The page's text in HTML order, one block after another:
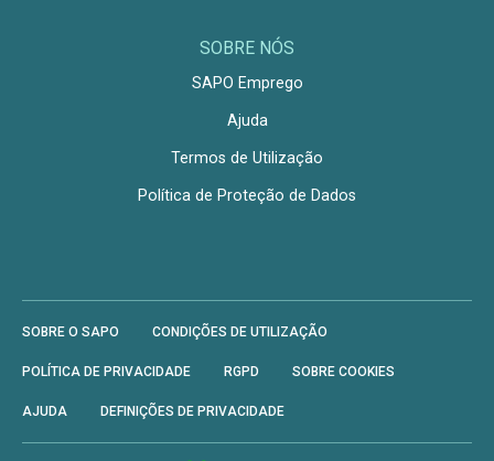
SOBRE NÓS
SAPO Emprego
Ajuda
Termos de Utilização
Política de Proteção de Dados
SOBRE O SAPO CONDIÇÕES DE UTILIZAÇÃO
POLÍTICA DE PRIVACIDADE RGPD SOBRE COOKIES
AJUDA DEFINIÇÕES DE PRIVACIDADE